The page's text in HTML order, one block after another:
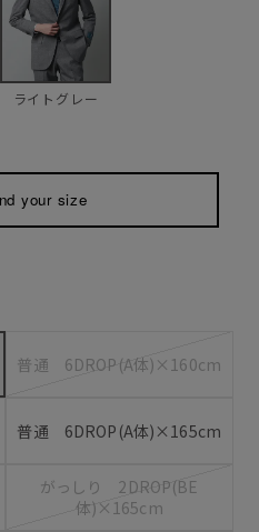
ライトグレー
your size
普通 6DROP(A体)×160cm
普通 6DROP(A体)×165cm
がっしり 2DROP(BE
体)×165cm